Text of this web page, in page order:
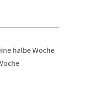
halbe Woche